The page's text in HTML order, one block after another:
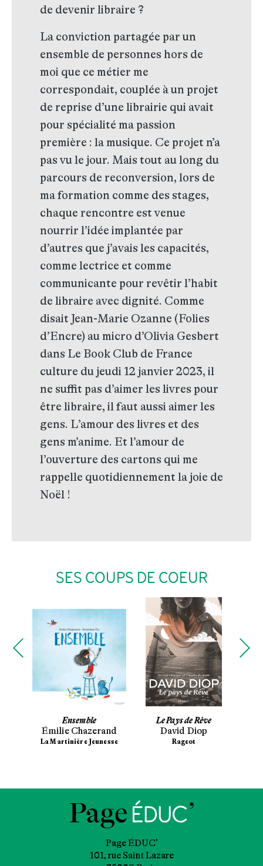
de devenir libraire ?
La conviction partagée par un
ensemble de personnes hors de
moi que ce métier me
correspondait, couplée à un projet
de reprise d’une librairie qui avait
pour spécialité ma passion
première : la musique. Ce projet n’a
pas vu le jour. Mais tout au long du
parcours de reconversion, lors de
ma formation comme des stages,
chaque rencontre est venue
nourrir l’idée implantée par
d’autres que j’avais les capacités,
comme lectrice et comme
communicante pour revêtir l’habit
de libraire avec dignité. Comme
disait Jean-Marie Ozanne (Folies
d’Encre) au micro d’Olivia Gesbert
dans Le Book Club de France
culture du jeudi 12 janvier 2023, il
ne suffit pas d’aimer les livres pour
être libraire, il faut aussi aimer les
gens. L’amour des livres et des
gens m’anime. Et l’amour de
l’ouverture des cartons qui me
rappelle quotidiennement la joie de
Noël !
SES COUPS DE COEUR
Ensemble
Émilie Chazerand
La Martinière Jeunesse
Le Pays de Rêve
David Diop
Rageot
Page ÉDUC’
101, rue Saint Lazare